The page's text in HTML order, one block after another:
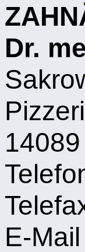
Dr.
E-Mail